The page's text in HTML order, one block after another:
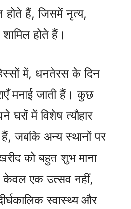
होते हैं, जिसमें नृत्य,
होते हैं।
में, धनतेरस के दिन
मनाई जाती हैं। कुछ
घरों में विशेष त्यौहार
जबकि अन्य स्थानों पर
को बहुत शुभ माना
केवल एक उत्सव नहीं,
स्वास्थ्य और